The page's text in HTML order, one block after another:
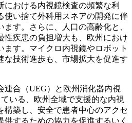
における内視鏡検査の頻繁な利
使い捨て外科用スネアの開発に伴
す。さらに、人口の高齢化と、
性疾患の負担増大も、欧州におけ
ます。マイクロ内視鏡やロボット
な技術進歩も、市場拡大を促進す
連合（UEG）と欧州消化器内視
いる、欧州全域で支援的な内視
構築し、安全で患者中心のアクセ
するための協力を促進するいく